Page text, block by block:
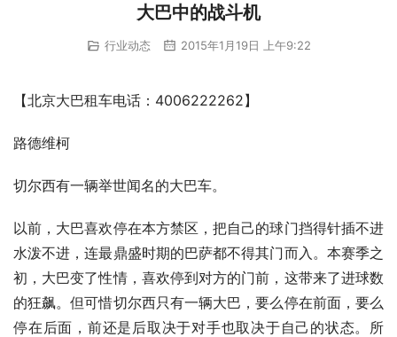
大巴中的战斗机
行业动态 2015年1月19日 上午9:22
【北京大巴租车电话：4006222262】
路德维柯
切尔西有一辆举世闻名的大巴车。
以前，大巴喜欢停在本方禁区，把自己的球门挡得针插不进
水泼不进，连最鼎盛时期的巴萨都不得其门而入。本赛季之
初，大巴变了性情，喜欢停到对方的门前，这带来了进球数
的狂飙。但可惜切尔西只有一辆大巴，要么停在前面，要么
停在后面，前还是后取决于对手也取决于自己的状态。所